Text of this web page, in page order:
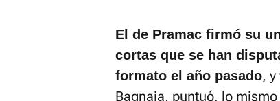
El de Pramac firmó su
cortas que se han
formato el año pasado,
Bagnaia, puntuó, lo